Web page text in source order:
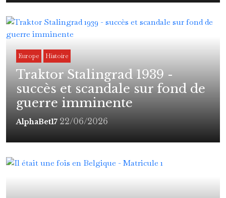
Europe Histoire
Traktor Stalingrad 1939 -
succès et scandale sur fond de
guerre imminente
AlphaBet17 22/06/2026